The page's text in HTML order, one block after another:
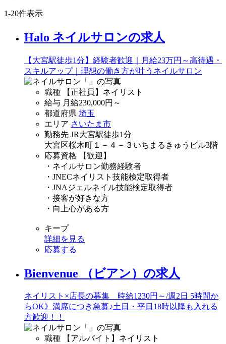
1-20件表示
Halo ネイルサロンの求人
【大宮駅徒歩1分】経験者歓迎｜月給23万円～高待遇・
スキルアップ｜理想の働き方が叶うネイルサロン
職種
【正社員】ネイリスト
給与 月給230,000円～
都道府県 埼玉
エリア さいたま市
勤務先 JR大宮駅徒歩1分
大宮区桜木町１－４－３いちまるきゅうビル3階
応募資格
【歓迎】
・ネイルサロン勤務経験者
・JNECネイリスト技能検定取得者
・JNAジェルネイル技能検定取得者
・接客が好きな方
・向上心がある方
キープ
詳細を見る
応募する
Bienvenue （ビアン）の求人
ネイリスト×店長の募集 時給1230円～/週2日 5時間か
らOK》満席につき急募♪土日・平日18時以降も入れる
方歓迎！！
職種
【アルバイト】ネイリスト